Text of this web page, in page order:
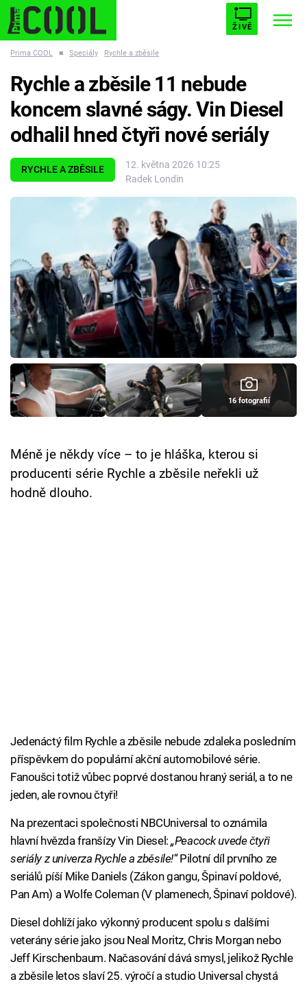
ŽIVĚ
ESCAPE PLNEJ KOTEL AVENGERS 5
Témata
Seriály
Hry
Cool Esport
Pořady
TV Program
Přihlášení
Prima COOL ■ Speciály Rychle a zběsile
RYCHLE A ZBĚSILE
12. května 2026 10:25
Radek Londin
Rychle a zběsile 11 nebude
koncem slavné ságy. Vin Diesel
odhalil hned čtyři nové seriály
16 fotografií
Méně je někdy více – to je hláška, kterou si
producenti série Rychle a zběsile neřekli už
hodně dlouho.
Jedenáctý film Rychle a zběsile nebude zdaleka posledním
příspěvkem do populární akční automobilové série.
Fanoušci totiž vůbec poprvé dostanou hraný seriál, a to ne
jeden, ale rovnou čtyři!
Na prezentaci společnosti NBCUniversal to oznámila
hlavní hvězda franšízy Vin Diesel:„Peacock uvede čtyři
seriály z univerza Rychle a zběsile!“Pilotní díl prvního ze
seriálů píší Mike Daniels (Zákon gangu, Špinaví poldové,
Pan Am) a Wolfe Coleman (V plamenech, Špinaví poldové).
Diesel dohlíží jako výkonný producent spolu s dalšími
veterány série jako jsou Neal Moritz, Chris Morgan nebo
Jeff Kirschenbaum. Načasování dává smysl, jelikož Rychle
a zběsile letos slaví 25. výročí a studio Universal chystá